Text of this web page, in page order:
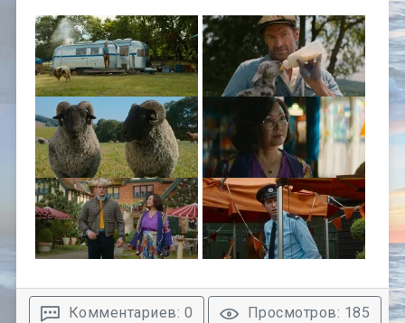
Комментариев: 0
Просмотров: 185